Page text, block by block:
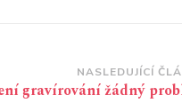
NASLEDUJÍCÍ
gravírování žádný